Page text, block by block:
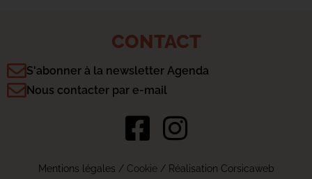
CONTACT
S'abonner à la newsletter Agenda
Nous contacter par e-mail
Mentions légales / Cookie/ Réalisation Corsicaweb